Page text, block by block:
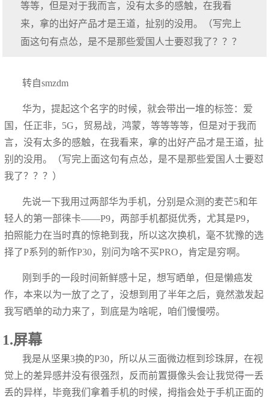
等等，但是对于我而言，没有太多的感触，在我看
来，拿的出好产品才是王道，扯别的没用。（写完上
面这句有点怂，是不是那些爱国人士要怼我了？？？
转自smzdm
华为，提起这个名字的时候，就会带出一堆的标签：爱
国，任正非，5G，贸易战，鸿蒙，等等等等，但是对于我而
言，没有太多的感触，在我看来，拿的出好产品才是王道，扯
别的没用。（写完上面这句有点怂，是不是那些爱国人士要怼
我了？？？）
先说一下我用过两部华为手机，分别是众测的麦芒5和年
轻人的第一部徕卡——P9，两部手机都挺优秀，尤其是P9，
拍照能力在当时真的惊艳到我，所以这次换机，毫不犹豫的选
择了P系列的新作P30，别问为啥不买PRO，肯定是穷啊。
刚到手的一段时间新鲜感十足，想写晒单，但是懒癌发
作，本来以为一放了之了，没想到用了半年之后，竟然激发起
我写晒单的动力来了，到底是为啥呢，咱们慢慢唠。
1.屏幕
我是从坚果3换的P30，所以从三面微边框到珍珠屏，在视
觉上的差异感并没有很强烈，反而前置摄像头会让我觉得一丢
丢的异样，毕竟我们拿着手机的时候，拇指会处于手机正面的